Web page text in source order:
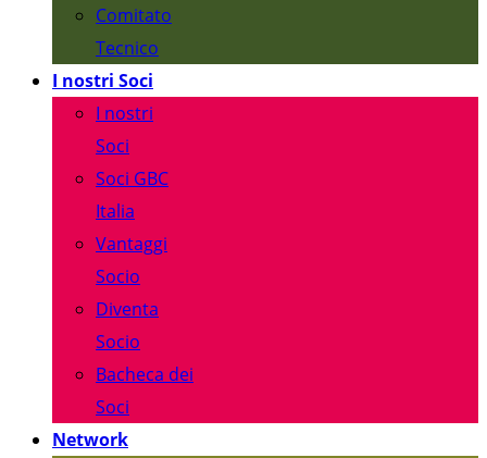
Comitato
Tecnico
I nostri Soci
I nostri
Soci
Soci GBC
Italia
Vantaggi
Socio
Diventa
Socio
Bacheca dei
Soci
Network